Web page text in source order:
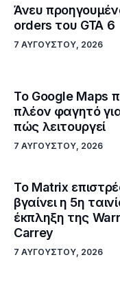
Άνευ
orders του GTA 6
7 ΑΥΓΟΎΣΤΟΥ, 2026
Το Google Maps
πλέον φαγητό
πώς λειτουργεί
7 ΑΥΓΟΎΣΤΟΥ, 2026
Το Matrix
βγαίνει η 5η
έκπληξη της
Carrey
7 ΑΥΓΟΎΣΤΟΥ, 2026